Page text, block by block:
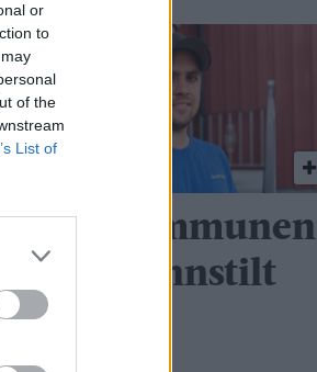
or
to
of the
List of
kommunen
positivt innstilt